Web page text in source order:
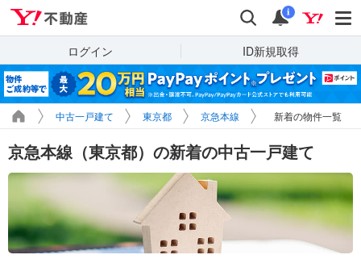
検索 通知
i
ログイン ID新規取得
中古一戸建て 東京都 京急本線 新着の物件一覧
京急本線（東京都）の新着の中古一戸建て